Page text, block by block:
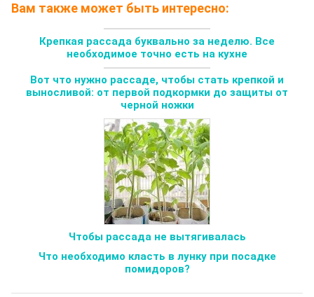
Вам также может быть интересно:
Крепкая рассада буквально за неделю. Все
необходимое точно есть на кухне
Вот что нужно рассаде, чтобы стать крепкой и
выносливой: от первой подкормки до защиты от
черной ножки
Чтобы рассада не вытягивалась
Что необходимо класть в лунку при посадке
помидоров?